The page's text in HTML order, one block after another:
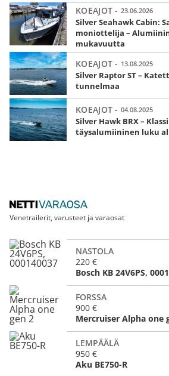
Silver Seahawk Cabin:
moniottelija –
mukavuutta
KOEAJOT - 23.06.2026
Silver Raptor ST –
tunnelmaa
KOEAJOT - 13.08.2025
Silver Hawk BRX –
täysalumiininen luku
KOEAJOT - 04.08.2025
Venetrailerit, varusteet ja varaosat
NASTOLA
Bosch KB 24V6PS,
220 €
FORSSA
Mercruiser Alpha one
900 €
LEMPÄÄLÄ
Aku BE750-R
950 €